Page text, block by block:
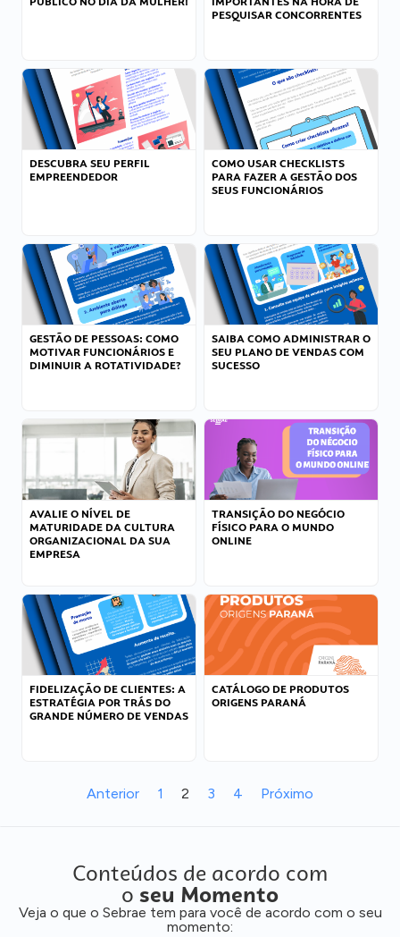
PESQUISAR CONCORRENTES
DESCUBRA SEU PERFIL
EMPREENDEDOR
COMO USAR CHECKLISTS
PARA FAZER A GESTÃO DOS
SEUS FUNCIONÁRIOS
GESTÃO DE PESSOAS: COMO
MOTIVAR FUNCIONÁRIOS E
DIMINUIR A ROTATIVIDADE?
SAIBA COMO ADMINISTRAR O
SEU PLANO DE VENDAS COM
SUCESSO
AVALIE O NÍVEL DE
MATURIDADE DA CULTURA
ORGANIZACIONAL DA SUA
EMPRESA
TRANSIÇÃO DO NEGÓCIO
FÍSICO PARA O MUNDO
ONLINE
FIDELIZAÇÃO DE CLIENTES: A
ESTRATÉGIA POR TRÁS DO
GRANDE NÚMERO DE VENDAS
CATÁLOGO DE PRODUTOS
ORIGENS PARANÁ
Anterior 1 2 3 4 Próximo
Conteúdos de acordo com
o seu Momento
Veja o que o Sebrae tem para você de acordo com o seu
momento: